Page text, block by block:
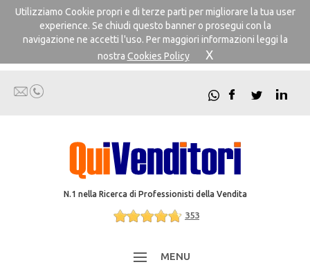
Utilizziamo Cookie propri e di terze parti per migliorare la tua user
experience. Se chiudi questo banner o prosegui con la
navigazione ne accetti l'uso. Per maggiori informazioni leggi la
nostra Cookies Policy X
N.1 nella Ricerca di Professionisti della Vendita
353
MENU